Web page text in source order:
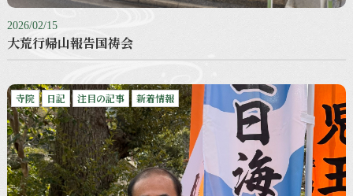
2026/02/15
大荒行帰山報告国祷会
寺院 日記 注目の記事 新着情報